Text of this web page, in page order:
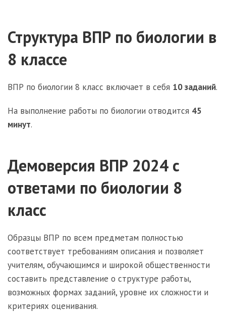
Структура ВПР по биологии в
8 классе
ВПР по биологии 8 класс включает в себя 10 заданий.
На выполнение работы по биологии отводится 45
минут.
Демоверсия ВПР 2024 с
ответами по биологии 8
класс
Образцы ВПР по всем предметам полностью
соответствует требованиям описания и позволяет
учителям, обучающимся и широкой общественности
составить представление о структуре работы,
возможных формах заданий, уровне их сложности и
критериях оценивания.